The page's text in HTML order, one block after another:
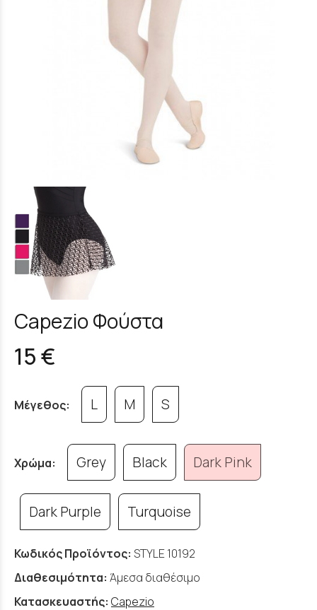
Capezio Φούστα
15 €
Μέγεθος: L M S
Χρώμα: Grey Black Dark Pink
Dark Purple Turquoise
Κωδικός Προϊόντος: STYLE 10192
Διαθεσιμότητα: Άμεσα διαθέσιμο
Κατασκευαστής: Capezio